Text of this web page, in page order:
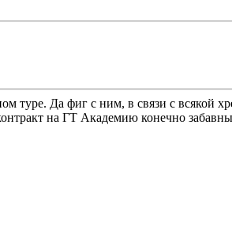
туре. Да фиг с ним, в связи с всякой
на ГТ Академию конечно